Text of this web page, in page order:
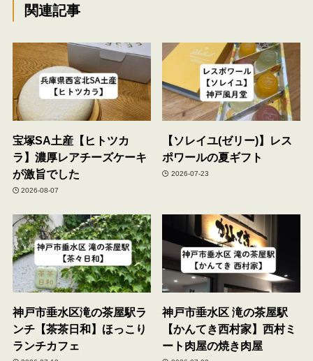
関連記事
宝塚SA土産【ヒトツカ
ラ】濃厚レアチーズケーキ
が激旨でした
2026-08-07
【ソレイユ(ゼリー)】レス
ポワールの夏ギフト
2026-07-23
神戸市垂水区滝の茶屋駅ラ
ンチ【茶茶日和】ほっこり
ランチカフェ
神戸市垂水区 滝の茶屋駅
【かんてき西村家】西村ミ
ート肉屋の焼き肉屋